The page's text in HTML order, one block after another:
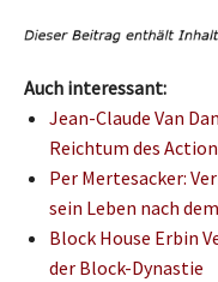
Auch interessant:
Jean-Claude Van
Reichtum des
Per Mertesacker:
sein Leben nach
Block House Erbin
der Block-Dynastie